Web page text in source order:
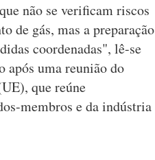
não se verificam riscos
de gás, mas a preparação
coordenadas", lê-se
após uma reunião do
que reúne
membros e da indústria